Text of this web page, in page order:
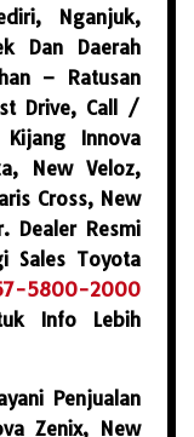
Nganjuk,
Dan Daerah
– Ratusan
Drive, Call /
Innova
New Veloz,
Cross, New
Dealer Resmi
Sales Toyota
5800-2000
Info Lebih
Penjualan
Zenix, New